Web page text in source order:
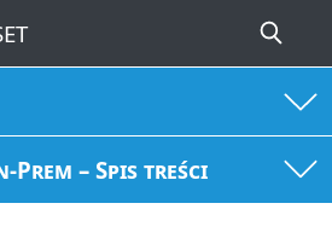
Prem – Spis treści